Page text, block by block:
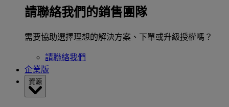
請聯絡我們的銷售團隊
需要協助選擇理想的解決方案、下單或升級授權嗎？
請聯絡我們
企業版
資源